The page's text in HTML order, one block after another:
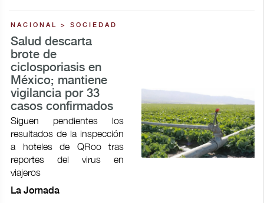
NACIONAL > SOCIEDAD
Salud descarta
brote de
ciclosporiasis en
México; mantiene
vigilancia por 33
casos confirmados
Siguen pendientes los
resultados de la inspección
a hoteles de QRoo tras
reportes del virus en
viajeros
La Jornada